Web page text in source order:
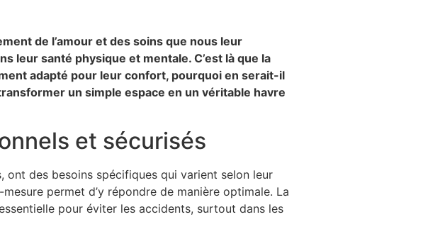
de l’amour et des soins que nous leur
leur santé physique et mentale. C’est là que la
adapté pour leur confort, pourquoi en serait-il
un simple espace en un véritable havre
et sécurisés
ont des besoins spécifiques qui varient selon leur
permet d’y répondre de manière optimale. La
pour éviter les accidents, surtout dans les